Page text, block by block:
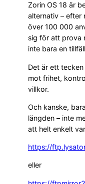
Zorin OS 18 är
alternativ – efter
över 100 000
sig för att prova
inte bara en
Det är ett
mot frihet,
villkor.
Och kanske,
längden – inte
att helt enkelt
https://
eller